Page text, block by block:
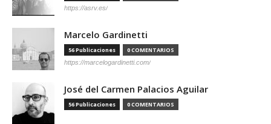
https://asrv.es/
Marcelo Gardinetti
56 Publicaciones 0 COMENTARIOS
https://marcelogardinetti.com/
José del Carmen Palacios Aguilar
56 Publicaciones 0 COMENTARIOS